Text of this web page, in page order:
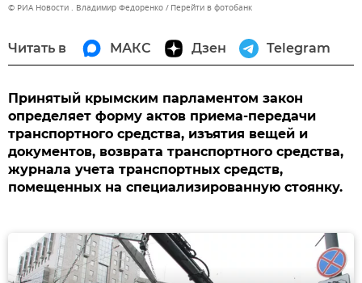
© РИА Новости . Владимир Федоренко Перейти в фотобанк
Читать в МАКС Дзен Telegram
Принятый крымским парламентом закон
определяет форму актов приема-передачи
транспортного средства, изъятия вещей и
документов, возврата транспортного средства,
журнала учета транспортных средств,
помещенных на специализированную стоянку.